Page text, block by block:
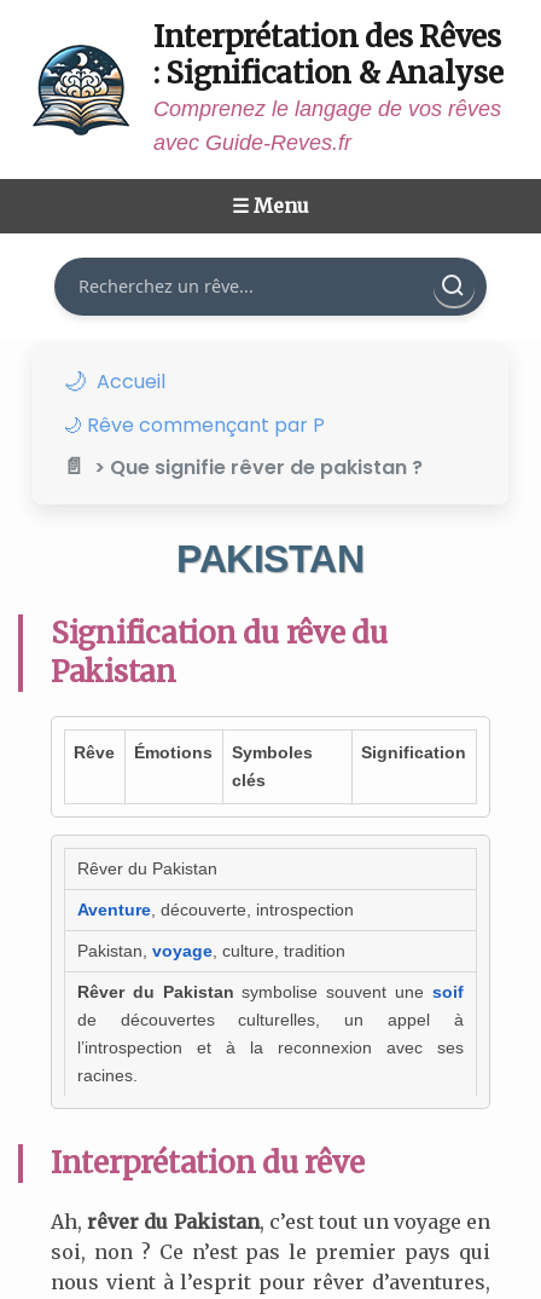
Interprétation des Rêves
: Signification & Analyse
Comprenez le langage de vos rêves
avec Guide-Reves.fr
☰ Menu
Rechercher
Accueil
🌙 Rêve commençant par P
> Que signifie rêver de pakistan ?
PAKISTAN
Signification du rêve du
Pakistan
Rêve Émotions
Symboles
clés
Signification
Rêver du Pakistan
Aventure, découverte, introspection
Pakistan, voyage, culture, tradition
Rêver du Pakistan symbolise souvent une soif
de découvertes culturelles, un appel à
l’introspection et à la reconnexion avec ses
racines.
Interprétation du rêve
Ah,rêver du Pakistan, c’est tout un voyage en
soi, non ? Ce n’est pas le premier pays qui
nous vient à l’esprit pour rêver d’aventures,